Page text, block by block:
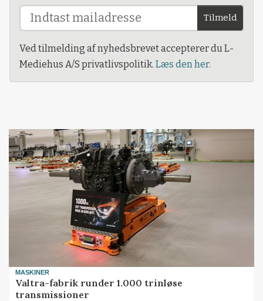
Tilmeld
Ved tilmelding af nyhedsbrevet accepterer du L-
Mediehus A/S privatlivspolitik. Læs den her.
MASKINER
Valtra-fabrik runder 1.000 trinløse
transmissioner